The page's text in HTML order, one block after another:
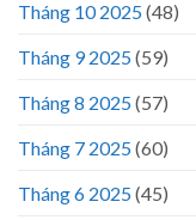
Tháng 10 2025(48)
Tháng 9 2025(59)
Tháng 8 2025(57)
Tháng 7 2025(60)
Tháng 6 2025(45)